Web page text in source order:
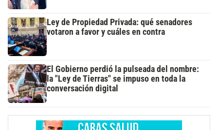
Ley de Propiedad Privada: qué senadores
votaron a favor y cuáles en contra
El Gobierno perdió la pulseada del nombre:
la "Ley de Tierras" se impuso en toda la
conversación digital